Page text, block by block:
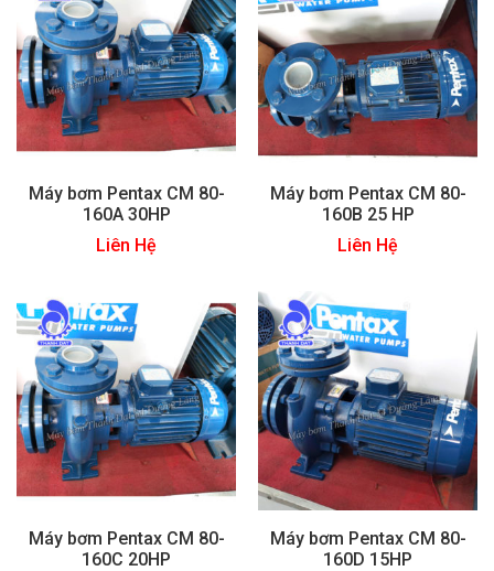
Máy bơm Pentax CM 80-
160A 30HP
Liên Hệ
Máy bơm Pentax CM 80-
160B 25 HP
Liên Hệ
Máy bơm Pentax CM 80-
160C 20HP
Máy bơm Pentax CM 80-
160D 15HP